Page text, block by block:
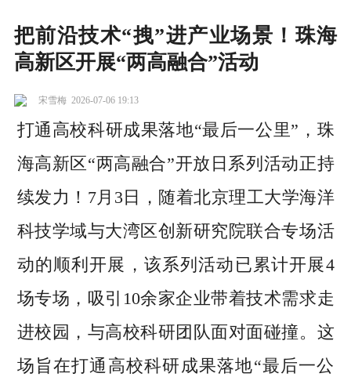
把前沿技术“拽”进产业场景！珠海
高新区开展“两高融合”活动
宋雪梅 2026-07-06 19:13
打通高校科研成果落地“最后一公里”，珠
海高新区“两高融合”开放日系列活动正持
续发力！7月3日，随着北京理工大学海洋
科技学域与大湾区创新研究院联合专场活
动的顺利开展，该系列活动已累计开展4
场专场，吸引10余家企业带着技术需求走
进校园，与高校科研团队面对面碰撞。这
场旨在打通高校科研成果落地“最后一公